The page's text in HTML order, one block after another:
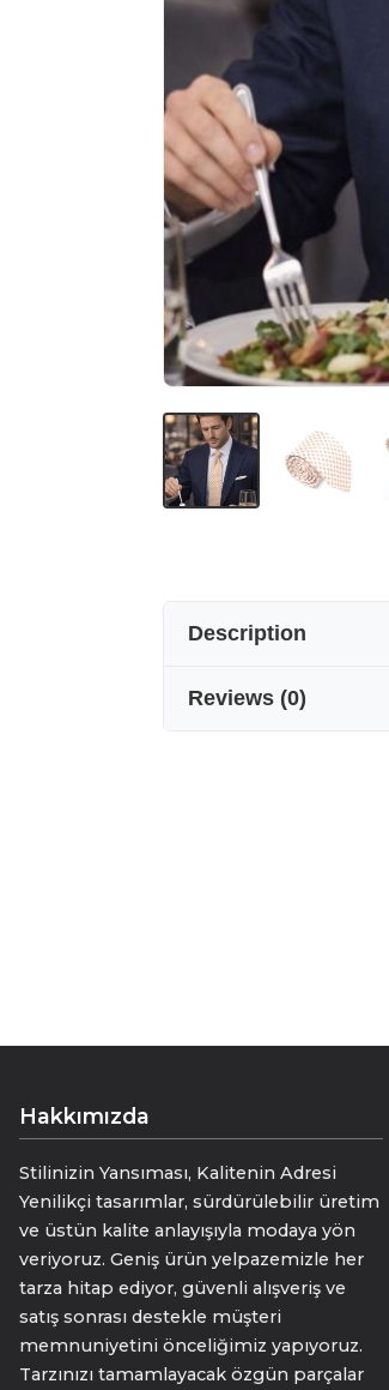
Description
Üç katlı ipek kravatlar
Reviews (0)
Hakkımızda
Stilinizin Yansıması, Kalitenin Adresi
Yenilikçi tasarımlar, sürdürülebilir üretim
ve üstün kalite anlayışıyla modaya yön
veriyoruz. Geniş ürün yelpazemizle her
tarza hitap ediyor, güvenli alışveriş ve
satış sonrası destekle müşteri
memnuniyetini önceliğimiz yapıyoruz.
Tarzınızı tamamlayacak özgün parçalar